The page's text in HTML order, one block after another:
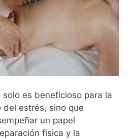
solo es beneficioso para la
del estrés, sino que
un papel
física y la